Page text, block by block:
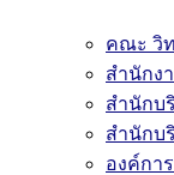
คณะ วิ
สำนักง
สำนักบ
สำนักบ
องค์กา